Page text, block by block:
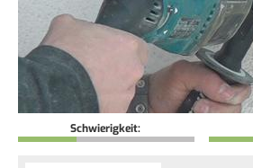
Schwierigkeit: